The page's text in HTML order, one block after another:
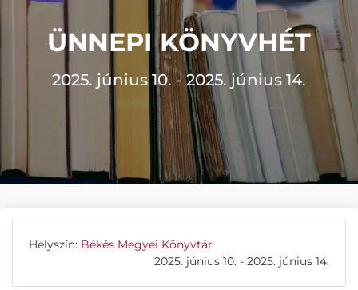
ÜNNEPI KÖNYVHÉT
2025. június 10. - 2025. június 14.
Helyszín: Békés Megyei Könyvtár
2025. június 10. - 2025. június 14.